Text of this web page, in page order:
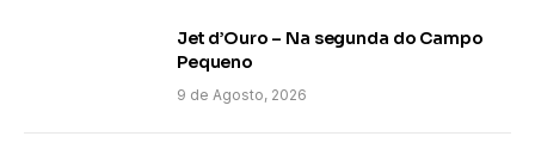
Jet d’Ouro – Na segunda do Campo
Pequeno
9 de Agosto, 2026